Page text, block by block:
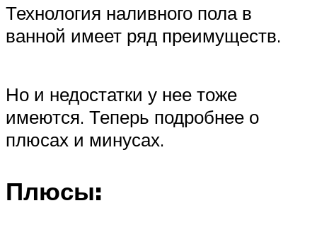
Технология наливного пола в
ванной имеет ряд преимуществ.
Но и недостатки у нее тоже
имеются. Теперь подробнее о
плюсах и минусах.
Плюсы: